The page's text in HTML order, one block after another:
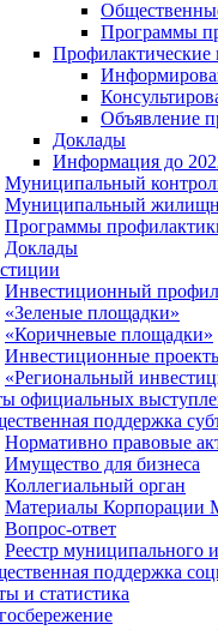
Программы
Профилактические
Объявление
Доклады
Информация до
Муниципальный
Муниципальный
Программы
Доклады
Инвестиционный
«Зеленые площадки»
«Коричневые площадки»
Инвестиционные
«Региональный
официальных
поддержка
Нормативно правовые
Имущество для бизнеса
Коллегиальный орган
Материалы
Вопрос-ответ
Реестр муниципального
поддержка
и статистика